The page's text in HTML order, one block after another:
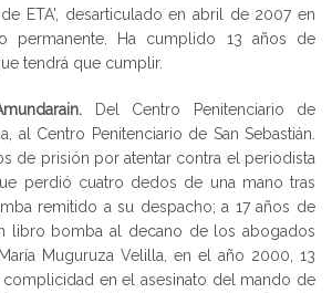
ETA', desarticulado en abril de 2007 en
permanente. Ha cumplido 13 años de
tendrá que cumplir.
Del Centro Penitenciario de
al Centro Penitenciario de San Sebastián.
de prisión por atentar contra el periodista
perdió cuatro dedos de una mano tras
remitido a su despacho; a 17 años de
libro bomba al decano de los abogados
Muguruza Velilla, en el año 2000, 13
en el asesinato del mando de